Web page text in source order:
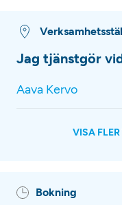
Jag tjänstgör
Aava Kervo
VISA
Bokning